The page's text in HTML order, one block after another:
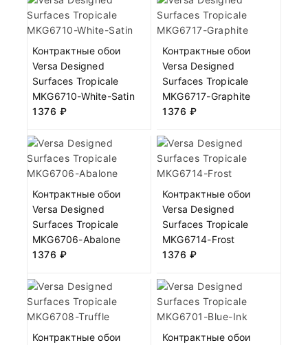
Контрактные обои
Versa Designed
Surfaces Tropicale
MKG6710-White-Satin
1376 ₽
Контрактные обои
Versa Designed
Surfaces Tropicale
MKG6717-Graphite
1376 ₽
Контрактные обои
Versa Designed
Surfaces Tropicale
MKG6706-Abalone
1376 ₽
Контрактные обои
Versa Designed
Surfaces Tropicale
MKG6714-Frost
1376 ₽
Контрактные обои
Контрактные обои